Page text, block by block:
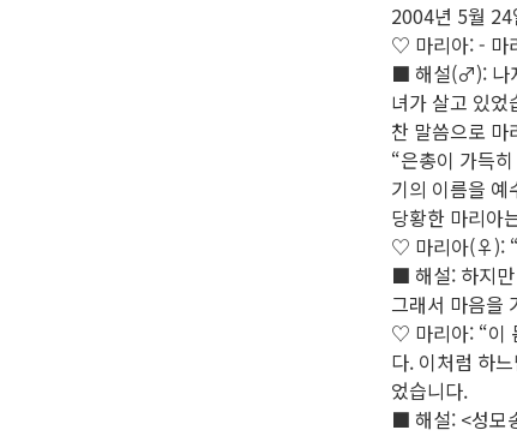
2004년 5월
♡ 마리아: - 마
■ 해설(♂): 나
녀가 살고 있었
찬 말씀으로 마
“은총이 가득
기의 이름을 예
당황한 마리아
♡ 마리아(♀): “
■ 해설: 하지만
그래서 마음을
♡ 마리아: “이
다. 이처럼 하
었습니다.
■ 해설: <성모